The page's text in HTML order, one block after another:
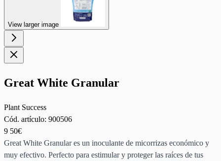
View larger image
Great White Granular
Plant Success
Cód. artículo: 900506
9 50€
Great White Granular es un inoculante de micorrizas económico y
muy efectivo. Perfecto para estimular y proteger las raíces de tus